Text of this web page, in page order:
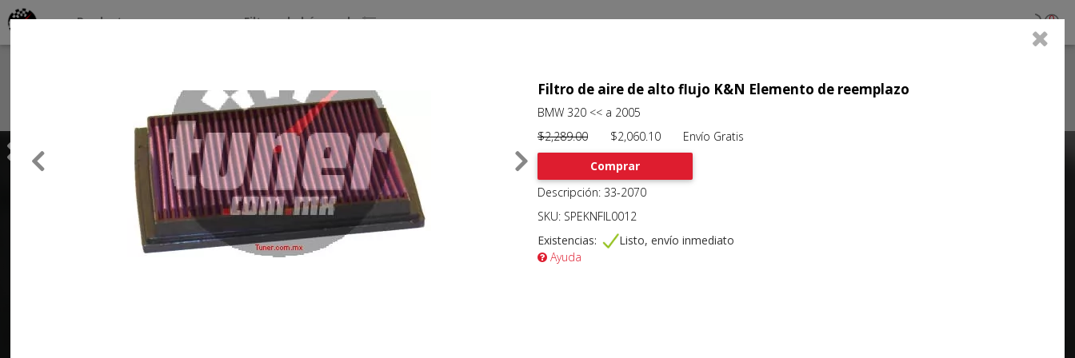
Clients
Productos por marcas Filtros de búsqueda 0
Previous
Filtro de aire de alto flujo K&N Elemento de reemplazo
BMW 320 << a 2005
$2,289.00$2,060.10 Envío Gratis
Comprar
Descripción: 33-2070
SKU: SPEKNFIL0012
Existencias:
Listo, envío inmediato
Ayuda